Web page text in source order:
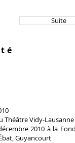
Suite
Théâtre Vidy-Lausanne
2010 à la
Guyancourt